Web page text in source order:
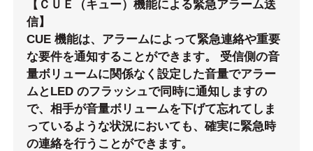
【ＣＵＥ（キュー）機能による緊急アラーム送
信】
CUE 機能は、アラームによって緊急連絡や重要
な要件を通知することができます。 受信側の音
量ボリュームに関係なく設定した音量でアラー
ムとLED のフラッシュで同時に通知しますの
で、相手が音量ボリュームを下げて忘れてしま
っているような状況においても、確実に緊急時
の連絡を行うことができます。